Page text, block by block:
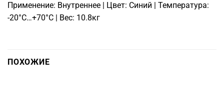
Применение: Внутреннее | Цвет: Синий | Температура:
-20°C…+70°C | Вес: 10.8кг
ПОХОЖИЕ